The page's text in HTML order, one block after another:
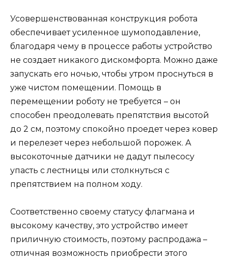
Усовершенствованная конструкция робота
обеспечивает усиленное шумоподавление,
благодаря чему в процессе работы устройство
не создает никакого дискомфорта. Можно даже
запускать его ночью, чтобы утром проснуться в
уже чистом помещении. Помощь в
перемещении роботу не требуется – он
способен преодолевать препятствия высотой
до 2 см, поэтому спокойно проедет через ковер
и перелезет через небольшой порожек. А
высокоточные датчики не дадут пылесосу
упасть с лестницы или столкнуться с
препятствием на полном ходу.
Соответственно своему статусу флагмана и
высокому качеству, это устройство имеет
приличную стоимость, поэтому распродажа –
отличная возможность приобрести этого